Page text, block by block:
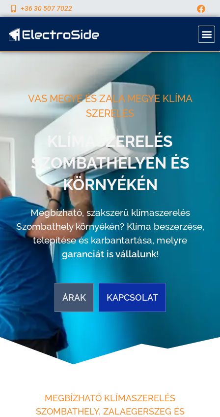
+36 30 507 7022
VAS MEGYE ÉS ZALA MEGYE KLÍMA
SZERELÉS
KLÍMASZERELÉS
SZOMBATHELYEN ÉS
KÖRNYÉKÉN
Megbízható, szakszerű klímaszerelés
Szombathely környékén? Klíma beszerzése,
telepítése és karbantartása, melyre
garanciát is vállalunk!
ÁRAK KAPCSOLAT
MEGBÍZHATÓ KLÍMASZERELÉS
SZOMBATHELY, ZALAEGERSZEG ÉS